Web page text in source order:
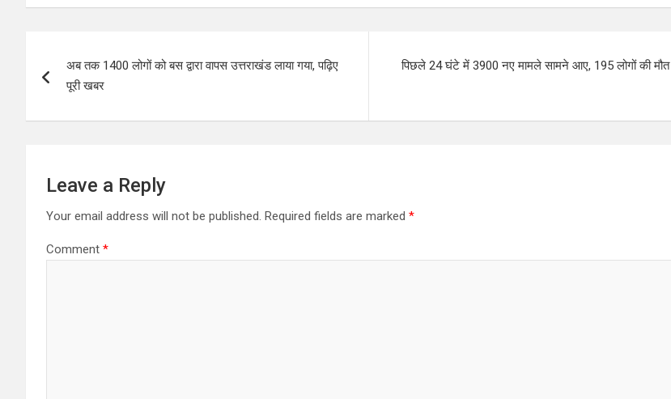
navigation
अब तक 1400 लोगों को बस द्वारा वापस उत्तराखंड लाया गया, पढ़ि‍ए
पूरी खबर
पिछले 24 घंटे में 3900 नए मामले सामने आए, 195 लोगों की मौत
Leave a Reply
Your email address will not be published. Required fields are marked *
Comment *